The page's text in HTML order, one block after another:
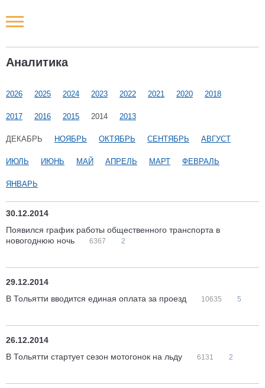
Аналитика
2026 2025 2024 2023 2022 2021 2020 2018
2017 2016 2015 2014 2013
ДЕКАБРЬ НОЯБРЬ ОКТЯБРЬ СЕНТЯБРЬ АВГУСТ
ИЮЛЬ ИЮНЬ МАЙ АПРЕЛЬ МАРТ ФЕВРАЛЬ
ЯНВАРЬ
30.12.2014
Появился график работы общественного транспорта в
новогоднюю ночь
6367 2
29.12.2014
В Тольятти вводится единая оплата за проезд
10635 5
26.12.2014
В Тольятти стартует сезон мотогонок на льду
6131 2
Новости РФ
Наши мероприятия
Статьи